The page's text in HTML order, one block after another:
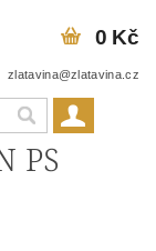
zlatavina@zlatavina.cz
0 Kč
PS